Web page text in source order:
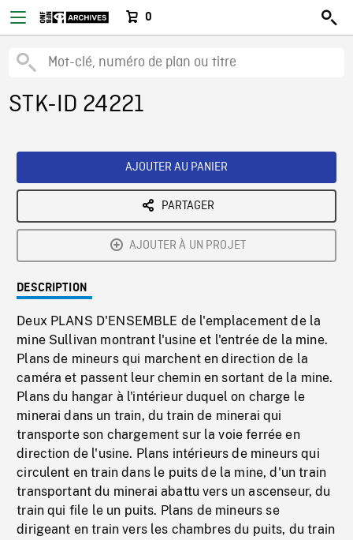
0
STK-ID 24221
AJOUTER AU PANIER
PARTAGER
AJOUTER À UN PROJET
DESCRIPTION
Deux PLANS D'ENSEMBLE de l'emplacement de la
mine Sullivan montrant l'usine et l'entrée de la mine.
Plans de mineurs qui marchent en direction de la
caméra et passent leur chemin en sortant de la mine.
Plans du hangar à l'intérieur duquel on charge le
minerai dans un train, du train de minerai qui
transporte son chargement sur la voie ferrée en
direction de l'usine. Plans intérieurs de mineurs qui
circulent en train dans le puits de la mine, d'un train
transportant du minerai abattu vers un ascenseur, du
train qui file le un puits. Plans de mineurs se
dirigeant en train vers les chambres du puits, du train